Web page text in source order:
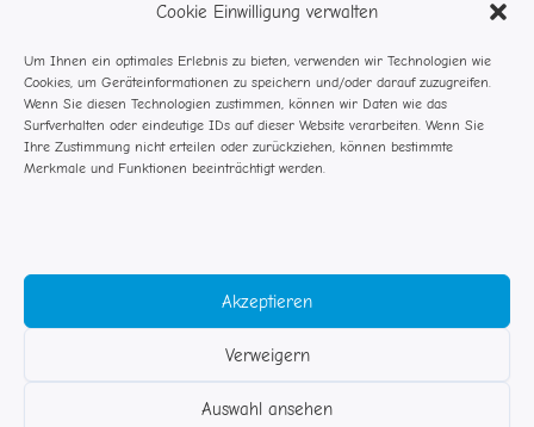
Cookie Einwilligung verwalten
Um Ihnen ein optimales Erlebnis zu bieten, verwenden wir Technologien wie
Cookies, um Geräteinformationen zu speichern und/oder darauf zuzugreifen.
Wenn Sie diesen Technologien zustimmen, können wir Daten wie das
Surfverhalten oder eindeutige IDs auf dieser Website verarbeiten. Wenn Sie
Ihre Zustimmung nicht erteilen oder zurückziehen, können bestimmte
Merkmale und Funktionen beeinträchtigt werden.
Akzeptieren
Verweigern
Auswahl ansehen
Veranstaltungen,Veranstaltungen,Veranstaltungen,
Veranstaltungen,Veranstaltungen,Veranstaltungen,
Dieser Monat
Kalender abonnieren
© Studentenflöhe Rosenheim
Impressum DSGVO